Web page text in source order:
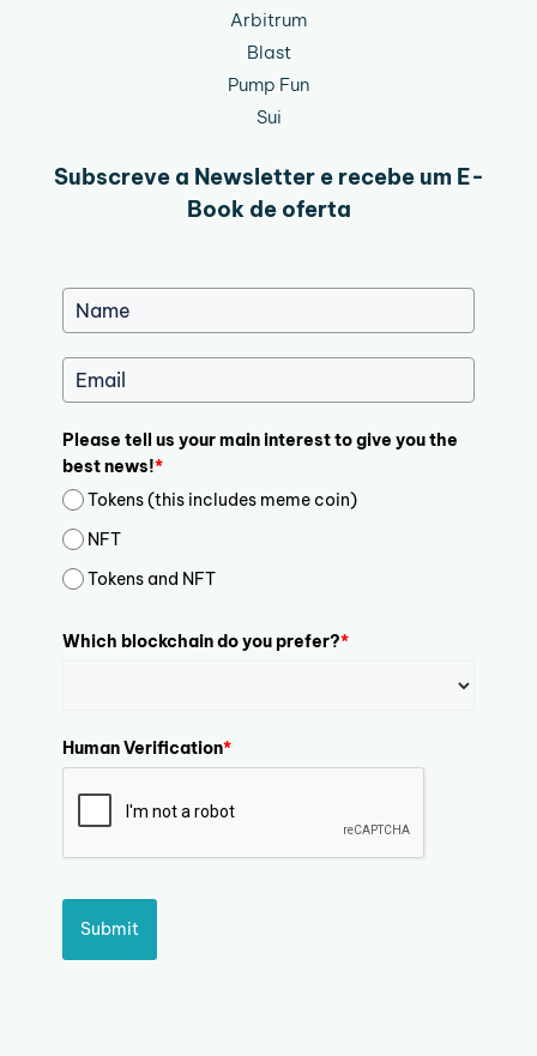
Arbitrum
Blast
Pump Fun
Sui
Subscreve a Newsletter e recebe um E-
Book de oferta
Please tell us your main interest to give you the
best news!*
Tokens (this includes meme coin)
NFT
Tokens and NFT
Which blockchain do you prefer?*
Human Verification*
Submit